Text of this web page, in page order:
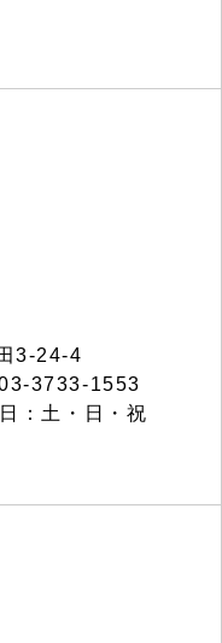
3-24-4
3733-1553
：土・日・祝